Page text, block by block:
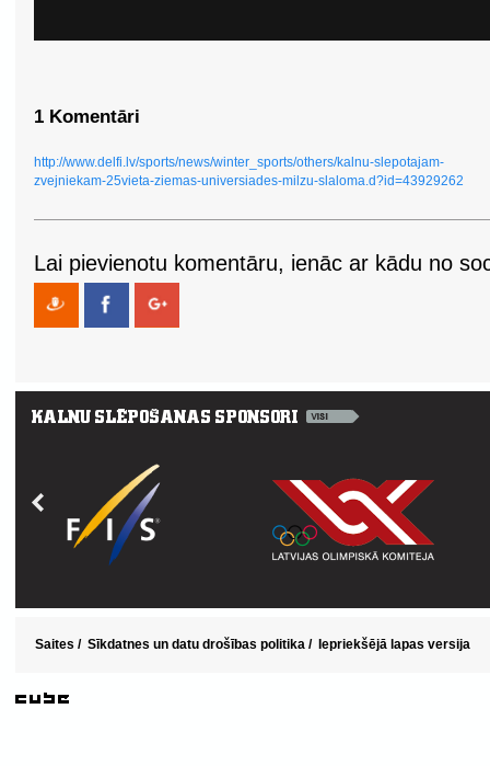
1 Komentāri
http://www.delfi.lv/sports/news/winter_sports/others/kalnu-slepotajam-
zvejniekam-25vieta-ziemas-universiades-milzu-slaloma.d?id=43929262
Lai pievienotu komentāru, ienāc ar kādu no
Saites / Sīkdatnes un datu drošības politika / Iepriekšējā lapas versija